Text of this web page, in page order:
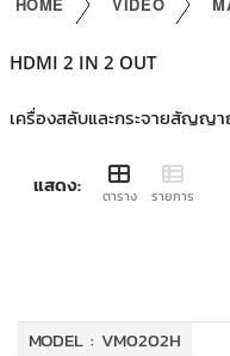
HDMI 2 IN 2 OUT
เครื่องสลับและกระจายสัญญ
แสดง: ตาราง รายการ
MODEL : VM0202H